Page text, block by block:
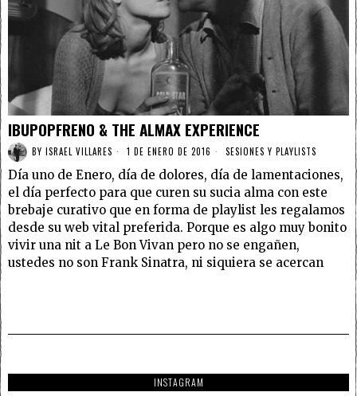
IBUPOPFRENO & THE ALMAX EXPERIENCE
BY ISRAEL VILLARES 1 DE ENERO DE 2016 SESIONES Y PLAYLISTS
Día uno de Enero, día de dolores, día de lamentaciones,
el día perfecto para que curen su sucia alma con este
brebaje curativo que en forma de playlist les regalamos
desde su web vital preferida. Porque es algo muy bonito
vivir una nit a Le Bon Vivan pero no se engañen,
ustedes no son Frank Sinatra, ni siquiera se acercan
INSTAGRAM